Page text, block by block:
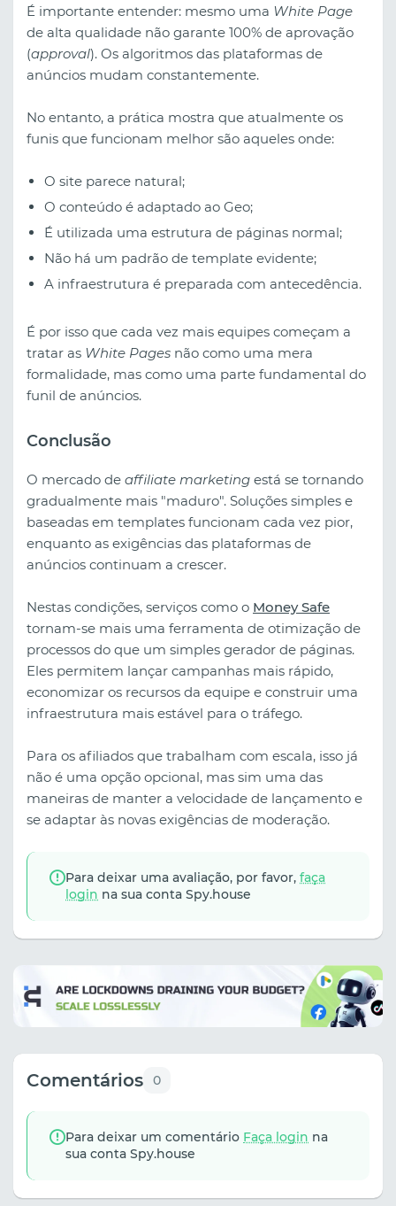
É importante entender: mesmo uma White Page
de alta qualidade não garante 100% de aprovação
(approval). Os algoritmos das plataformas de
anúncios mudam constantemente.
No entanto, a prática mostra que atualmente os
funis que funcionam melhor são aqueles onde:
O site parece natural;
O conteúdo é adaptado ao Geo;
É utilizada uma estrutura de páginas normal;
Não há um padrão de template evidente;
A infraestrutura é preparada com antecedência.
É por isso que cada vez mais equipes começam a
tratar as White Pages não como uma mera
formalidade, mas como uma parte fundamental do
funil de anúncios.
Conclusão
O mercado de affiliate marketing está se tornando
gradualmente mais "maduro". Soluções simples e
baseadas em templates funcionam cada vez pior,
enquanto as exigências das plataformas de
anúncios continuam a crescer.
Nestas condições, serviços como o Money Safe
tornam-se mais uma ferramenta de otimização de
processos do que um simples gerador de páginas.
Eles permitem lançar campanhas mais rápido,
economizar os recursos da equipe e construir uma
infraestrutura mais estável para o tráfego.
Para os afiliados que trabalham com escala, isso já
não é uma opção opcional, mas sim uma das
maneiras de manter a velocidade de lançamento e
se adaptar às novas exigências de moderação.
Para deixar uma avaliação, por favor, faça
login na sua conta Spy.house
Comentários 0
Para deixar um comentário Faça login na
sua conta Spy.house